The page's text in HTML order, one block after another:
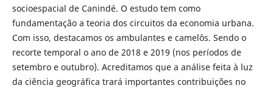
socioespacial de Canindé. O estudo tem como
fundamentação a teoria dos circuitos da economia urbana.
Com isso, destacamos os ambulantes e camelôs. Sendo o
recorte temporal o ano de 2018 e 2019 (nos períodos de
setembro e outubro). Acreditamos que a análise feita à luz
da ciência geográfica trará importantes contribuições no